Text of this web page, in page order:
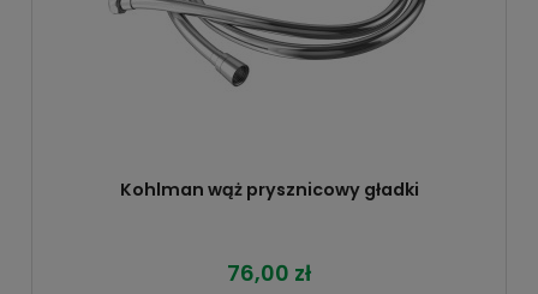
Kohlman wąż prysznicowy gładki
76,00 zł